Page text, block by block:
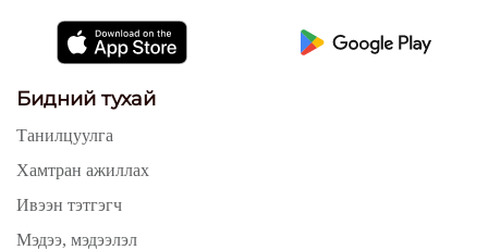
Бидний тухай
Танилцуулга
Хамтран ажиллах
Ивээн тэтгэгч
Мэдээ, мэдээлэл